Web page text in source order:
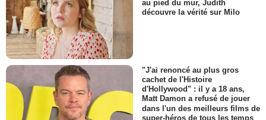
au pied du mur, Judith
découvre la vérité sur Milo
"J'ai renoncé au plus gros
cachet de l'Histoire
d'Hollywood" : il y a 18 ans,
Matt Damon a refusé de jouer
dans l'un des meilleurs films de
super-héros de tous les temps